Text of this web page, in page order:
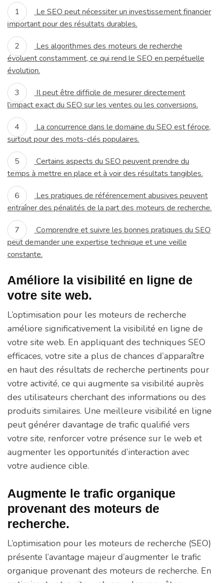
Le SEO peut nécessiter un investissement financier
important pour des résultats durables.
Les algorithmes des moteurs de recherche
évoluent constamment, ce qui rend le SEO en perpétuelle
évolution.
Il peut être difficile de mesurer directement
l’impact exact du SEO sur les ventes ou les conversions.
La concurrence dans le domaine du SEO est féroce,
surtout pour des mots-clés populaires.
Certains aspects du SEO peuvent prendre du
temps à mettre en place et à voir des résultats tangibles.
Les pratiques de référencement abusives peuvent
entraîner des pénalités de la part des moteurs de recherche.
Comprendre et suivre les bonnes pratiques du SEO
peut demander une expertise technique et une veille
constante.
Améliore la visibilité en ligne de
votre site web.
L’optimisation pour les moteurs de recherche
améliore significativement la visibilité en ligne de
votre site web. En appliquant des techniques SEO
efficaces, votre site a plus de chances d’apparaître
en haut des résultats de recherche pertinents pour
votre activité, ce qui augmente sa visibilité auprès
des utilisateurs cherchant des informations ou des
produits similaires. Une meilleure visibilité en ligne
peut générer davantage de trafic qualifié vers
votre site, renforcer votre présence sur le web et
augmenter les opportunités d’interaction avec
votre audience cible.
Augmente le trafic organique
provenant des moteurs de
recherche.
L’optimisation pour les moteurs de recherche (SEO)
présente l’avantage majeur d’augmenter le trafic
organique provenant des moteurs de recherche. En